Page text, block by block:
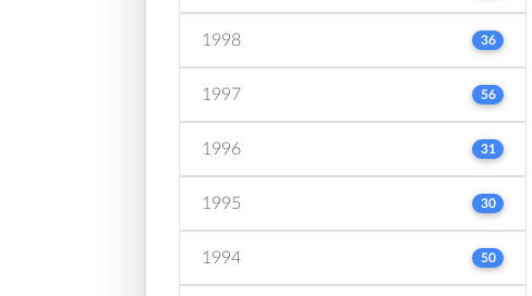
1998 36
1997 56
1996 31
1995 30
1994 50